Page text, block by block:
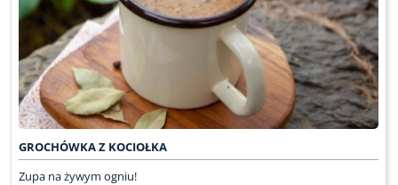
GROCHÓWKA Z KOCIOŁKA
Zupa na żywym ogniu!